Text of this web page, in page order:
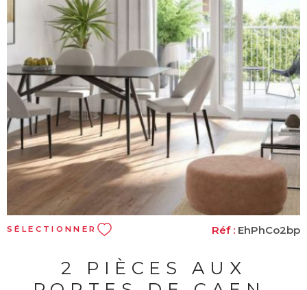
VOIR LE BIEN
SÉLECTIONNER Réf : EhPhCo2bp
2 PIÈCES AUX